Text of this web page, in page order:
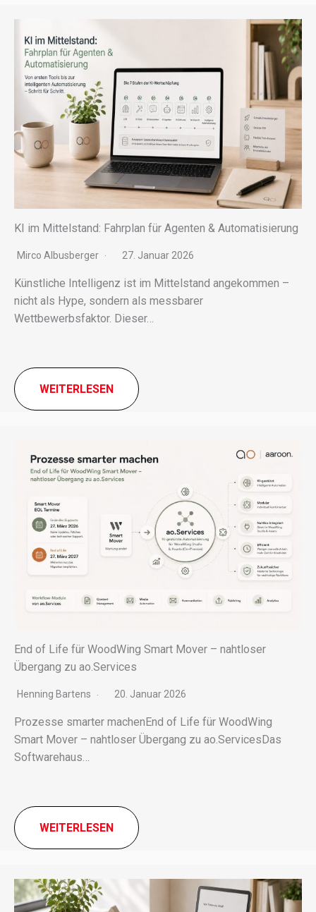
KI im Mittelstand: Fahrplan für Agenten & Automatisierung
Mirco Albusberger 27. Januar 2026
Künstliche Intelligenz ist im Mittelstand ange­kom­men –
nicht als Hype, sondern als mess­ba­rer
Wettbewerbsfaktor. Dieser…
WEITERLESEN
End of Life für WoodWing Smart Mover – nahtloser
Übergang zu ao.Services
Henning Bartens 20. Januar 2026
Prozesse smar­ter machenEnd of Life für WoodWing
Smart Mover – naht­lo­ser Übergang zu ao.ServicesDas
Softwarehaus…
WEITERLESEN